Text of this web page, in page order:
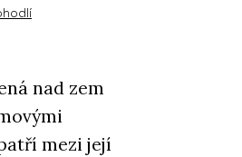
nad zem
mezi její